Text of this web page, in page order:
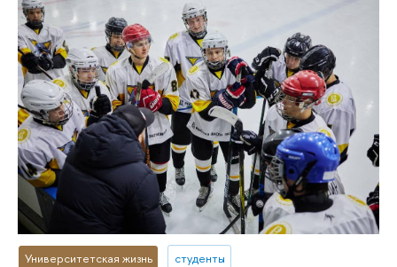
Университетская жизнь студенты